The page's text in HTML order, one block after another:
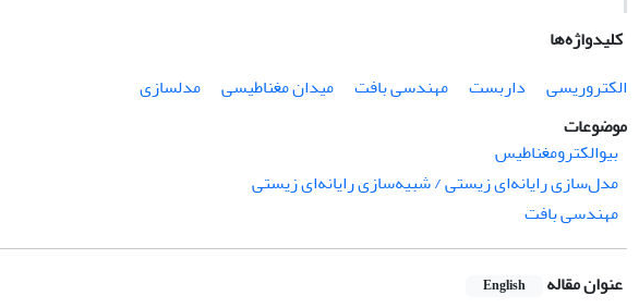
کلیدواژه‌ها
الکتروریسی
داربست مهندسی بافت میدان مغناطیسی
مدلسازی
موضوعات
بیوالکترومغناطیس
مدل‌سازی رایانه‌ای زیستی / شبیه‌سازی رایانه‌ای زیستی
مهندسی بافت
عنوان مقاله English